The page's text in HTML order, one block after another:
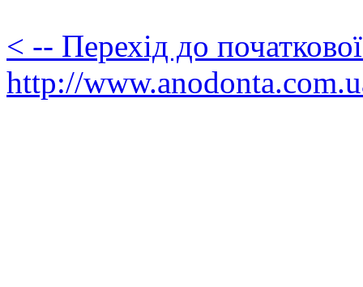
< -- Перехід до
http://